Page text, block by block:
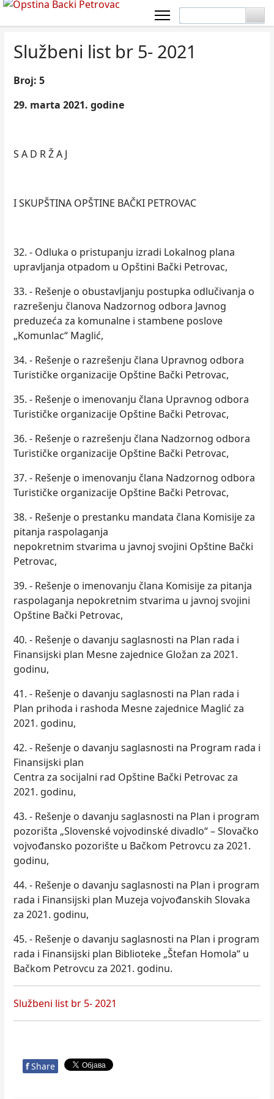
Službeni list br 5- 2021
Broj: 5
29. marta 2021. godine
S A D R Ž A J
I SKUPŠTINA OPŠTINE BAČKI PETROVAC
32. - Odluka o pristupanju izradi Lokalnog plana
upravlјanja otpadom u Opštini Bački Petrovac,
33. - Rešenje o obustavlјanju postupka odlučivanja o
razrešenju članova Nadzornog odbora Javnog
preduzeća za komunalne i stambene poslove
„Komunlac“ Maglić,
34. - Rešenje o razrešenju člana Upravnog odbora
Turističke organizacije Opštine Bački Petrovac,
35. - Rešenje o imenovanju člana Upravnog odbora
Turističke organizacije Opštine Bački Petrovac,
36. - Rešenje o razrešenju člana Nadzornog odbora
Turističke organizacije Opštine Bački Petrovac,
37. - Rešenje o imenovanju člana Nadzornog odbora
Turističke organizacije Opštine Bački Petrovac,
38. - Rešenje o prestanku mandata člana Komisije za
pitanja raspolaganja
nepokretnim stvarima u javnoj svojini Opštine Bački
Petrovac,
39. - Rešenje o imenovanju člana Komisije za pitanja
raspolaganja nepokretnim stvarima u javnoj svojini
Opštine Bački Petrovac,
40. - Rešenje o davanju saglasnosti na Plan rada i
Finansijski plan Mesne zajednice Gložan za 2021.
godinu,
41. - Rešenje o davanju saglasnosti na Plan rada i
Plan prihoda i rashoda Mesne zajednice Maglić za
2021. godinu,
42. - Rešenje o davanju saglasnosti na Program rada i
Finansijski plan
Centra za socijalni rad Opštine Bački Petrovac za
2021. godinu,
43. - Rešenje o davanju saglasnosti na Plan i program
pozorišta „Slovenské vojvodinské divadlo“ – Slovačko
vojvođansko pozorište u Bačkom Petrovcu za 2021.
godinu,
44. - Rešenje o davanju saglasnosti na Plan i program
rada i Finansijski plan Muzeja vojvođanskih Slovaka
za 2021. godinu,
45. - Rešenje o davanju saglasnosti na Plan i program
rada i Finansijski plan Biblioteke „Štefan Homola“ u
Bačkom Petrovcu za 2021. godinu.
Službeni list br 5- 2021
f Share